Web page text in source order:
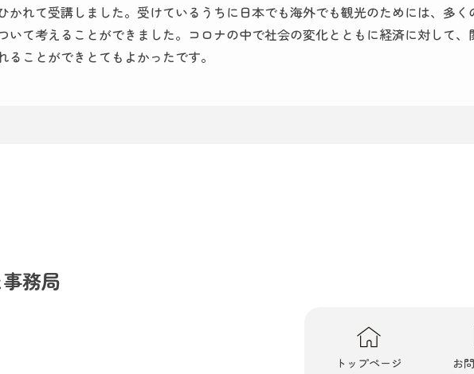
かれて受講しました。受けているうちに日本でも海外でも観光のためには、多
いて考えることができました。コロナの中で社会の変化とともに経済に対して
ことができとてもよかったです。
務局
トップページ お